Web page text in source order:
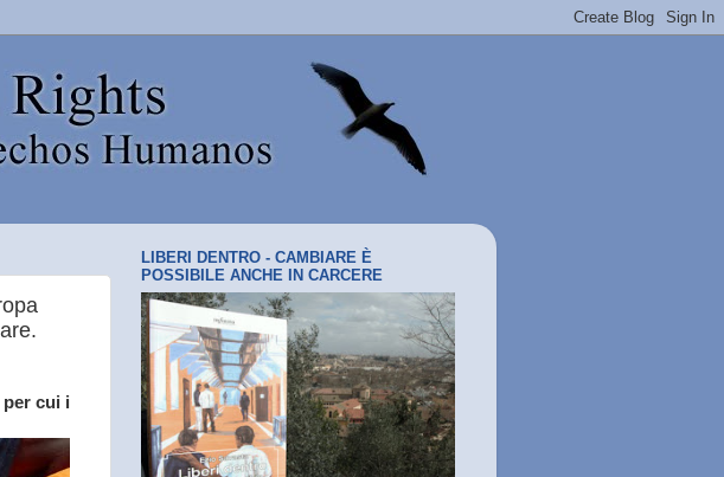
cui i
LIBERI DENTRO - CAMBIARE È
POSSIBILE ANCHE IN CARCERE